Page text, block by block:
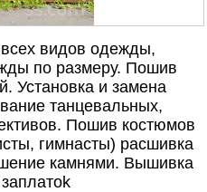
видов одежды,
по размеру. Пошив
Установка и замена
танцевальных,
Пошив костюмов
гимнасты) расшивка
камнями. Вышивка